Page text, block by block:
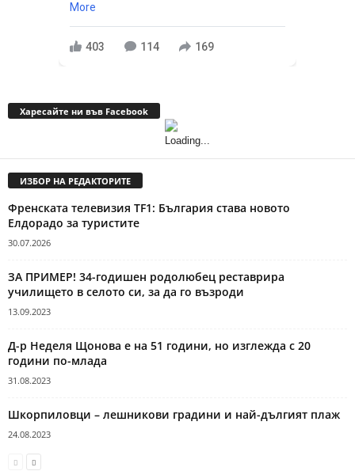
More
403 114 169
Харесайте ни във Facebook
ИЗБОР НА РЕДАКТОРИТЕ
Френската телевизия TF1: България става новото
Елдорадо за туристите
30.07.2026
ЗА ПРИМЕР! 34-годишен родолюбец реставрира
училището в селото си, за да го възроди
13.09.2023
Д-р Неделя Щонова е на 51 години, но изглежда с 20
години по-млада
31.08.2023
Шкорпиловци – лешникови градини и най-дългият плаж
24.08.2023